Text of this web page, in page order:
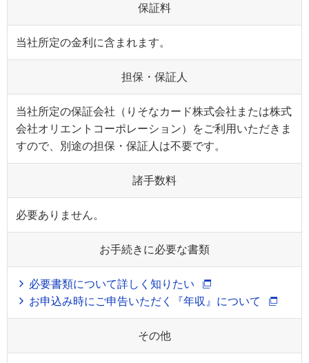
保証料
当社所定の金利に含まれます。
担保・保証人
当社所定の保証会社（りそなカード株式会社または株式
会社オリエントコーポレーション）をご利用いただきま
すので、別途の担保・保証人は不要です。
諸手数料
必要ありません。
お手続きに必要な書類
必要書類について詳しく知りたい
お申込み時にご申告いただく『年収』について
その他